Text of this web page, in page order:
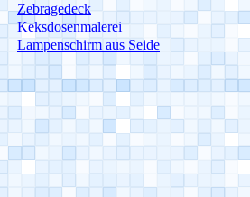
Zebragedeck
Keksdosenmalerei
Lampenschirm aus Seide